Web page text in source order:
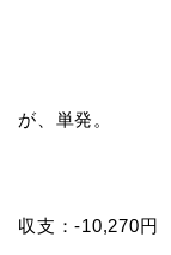
が、単発。
収支：-10,270円